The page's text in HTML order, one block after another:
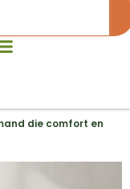
die comfort en